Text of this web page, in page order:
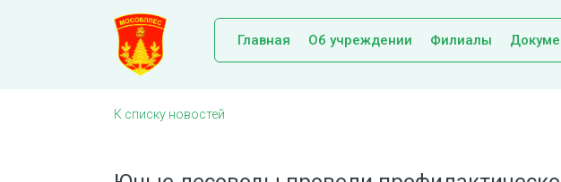
Главная Об учреждении Филиалы
К списку новостей